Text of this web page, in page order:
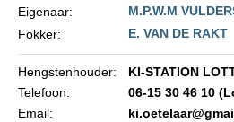
Veel gestelde vragen
Evenementen
NRPS Select Sale
Eigenaar:
M.P.W.M
Fokker:
E. VAN DE RAKT
Hengstenhouder:
KI-STATION
Telefoon:
06-15 30 46 10
Email: